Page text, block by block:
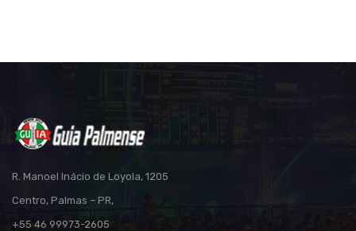
R. Manoel Inácio de Loyola, 1205
Centro, Palmas – PR,
+55 46 99973-2605